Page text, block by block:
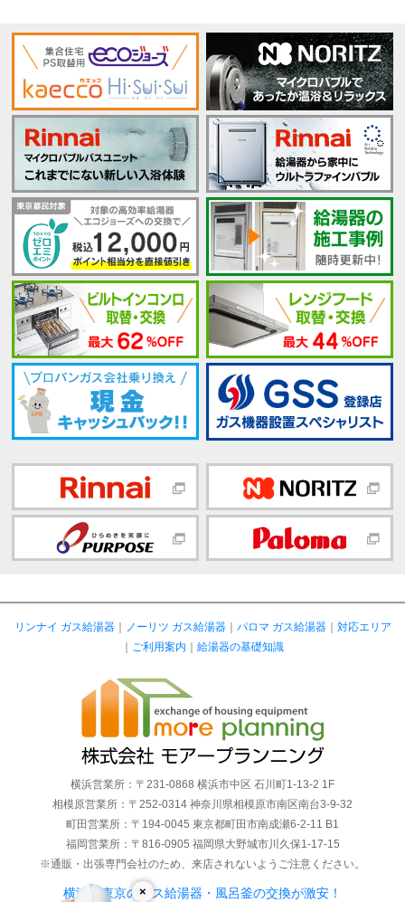
×
リンナイ ガス給湯器｜ ノーリツ ガス給湯器｜ パロマ ガス給湯器｜ 対応エリア
ご利用案内 給湯器の基礎知識
横浜営業所：〒231-0868 横浜市中区 石川町1-13-2 1F
相模原営業所：〒252-0314 神奈川県相模原市南区南台3-9-32
町田営業所：〒194-0045 東京都町田市南成瀬6-2-11 B1
福岡営業所：〒816-0905 福岡県大野城市川久保1-17-15
※通販・出張専門会社のため、来店されないようご注意ください。
横浜・東京のガス給湯器・風呂釜の交換が激安！